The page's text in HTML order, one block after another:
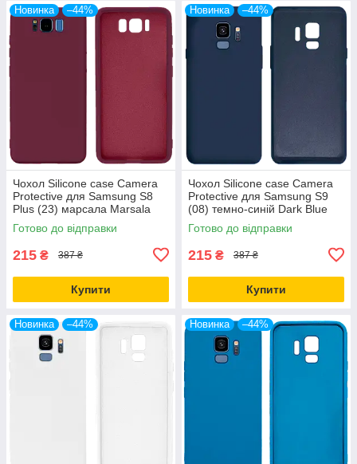
Новинка –44%
Чохол Silicone case Camera
Protective для Samsung S8
Plus (23) марсала Marsala
Готово до відправки
215 ₴ 387 ₴
Купити
Новинка –44%
Чохол Silicone case Camera
Protective для Samsung S9
(08) темно-синій Dark Blue
Готово до відправки
215 ₴ 387 ₴
Купити
Новинка –44% Новинка –44%